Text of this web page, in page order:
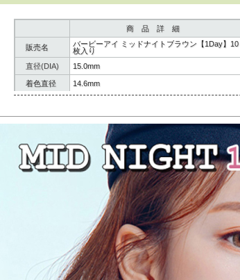
商 品 詳 細
販売名
バービーアイ ミッドナイトブラウン【1Day】10
枚入り
直径(DIA)
15.0mm
着色直径 14.6mm
含水率 42%
10枚(1箱)
製造方法 サンドイッチ製法
使用期限
1Day
個人輸入扱いとなります。(必読)
■使用に際しては、使用説明書をよくお読みください。
■連続してご使用の際は４時間おきに一度コンタクレンズを
外し目を休ませていただく事を推奨します。
【瓶の開封と使用説明書について】